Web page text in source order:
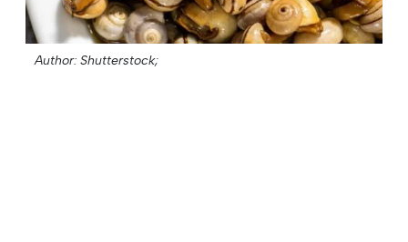
Author: Shutterstock;